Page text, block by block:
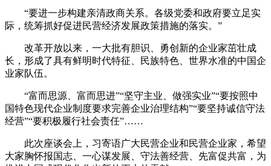
“要进一步构建亲清政商关系。各级党委和政府要立足实
际，统筹抓好促进民营经济发展政策措施的落实。”
改革开放以来，一大批有胆识、勇创新的企业家茁壮成
长，形成了具有鲜明时代特征、民族特色、世界水准的中国企
业家队伍。
“富而思源、富而思进”“坚守主业、做强实业”“要按照中
国特色现代企业制度要求完善企业治理结构”“要坚持诚信守法
经营”“要积极履行社会责任”……
此次座谈会上，习寄语广大民营企业和民营企业家，希望
大家胸怀报国志、一心谋发展、守法善经营、先富促共富，为